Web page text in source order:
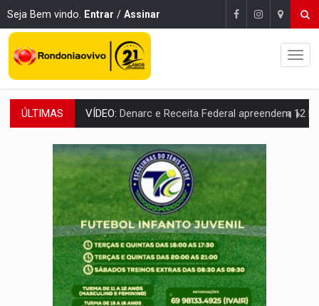
Seja Bem vindo. Entrar / Assinar
ÚLTIMAS OPERAÇÃO DA PC:Membros do CV são presos com armas e drogas após
ENTRADA GRATUITA:Espetáculo As Marias Somos Nós será
VÍDEO: Três são presos após furto de motocicleta em frente
CELEBRAÇÃO:Cerejeiras completa 43 anos de emancipação com
SAÚDE:Anvisa desmente boato sobre presença de plástico ou
VÍDEO:Pitbulls fogem de residência e atacam casal de idosos
AÇÃO CONJUNTA:Forças policiais apreendem cerca de 1kg de